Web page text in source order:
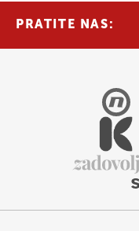
PRATITE NAS: